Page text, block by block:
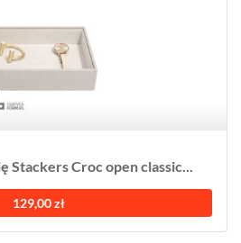
Stackers Croc open classic...
129,00 zł